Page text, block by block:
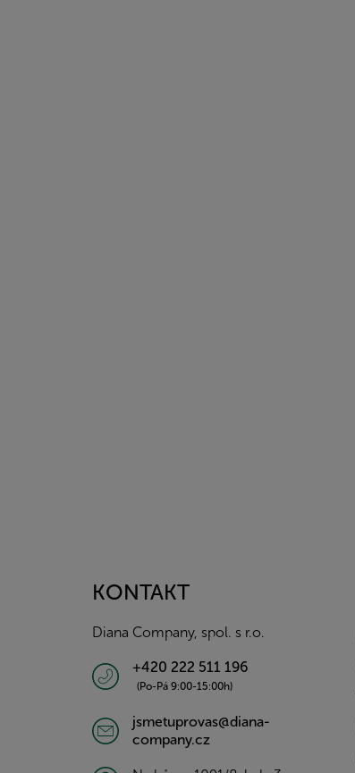
KONTAKT
Diana Company, spol. s r.o.
+420 222 511 196
(Po-Pá 9:00-15:00h)
jsmetuprovas@diana-
company.cz